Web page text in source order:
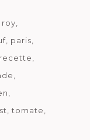
paris
recette
tomate